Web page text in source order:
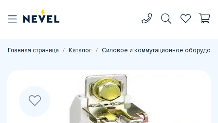
Главная страница Каталог Силовое и коммутационное